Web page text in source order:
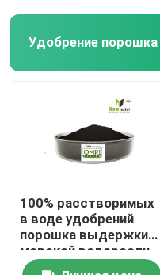
100% расстворимых
в воде удобрений
порошка выдержки
морской водоросли